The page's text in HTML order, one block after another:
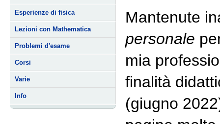
Esperienze di fisica
Lezioni con Mathematica
Problemi d'esame
Corsi
Varie
Info
Mantenute
personale
mia
finalità
(giugno